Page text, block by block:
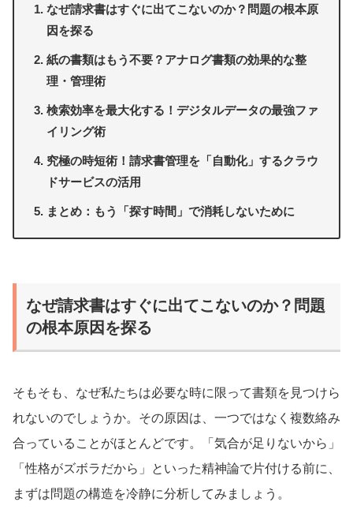
なぜ請求書はすぐに出てこないのか？問題の根本原
因を探る
紙の書類はもう不要？アナログ書類の効果的な整
理・管理術
検索効率を最大化する！デジタルデータの最強ファ
イリング術
究極の時短術！請求書管理を「自動化」するクラウ
ドサービスの活用
まとめ：もう「探す時間」で消耗しないために
なぜ請求書はすぐに出てこないのか？問題
の根本原因を探る
そもそも、なぜ私たちは必要な時に限って書類を見つけら
れないのでしょうか。その原因は、一つではなく複数絡み
合っていることがほとんどです。「気合が足りないから」
「性格がズボラだから」といった精神論で片付ける前に、
まずは問題の構造を冷静に分析してみましょう。